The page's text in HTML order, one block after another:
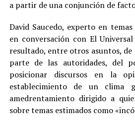
a partir de una conjunción de
David Saucedo, experto en
en conversación con El
resultado, entre otros asuntos,
parte de las autoridades, del
posicionar discursos en la
establecimiento de un clima
amedrentamiento dirigido a
sobre temas estimados como